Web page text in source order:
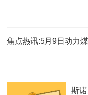
焦点热讯:5月9日动力
斯